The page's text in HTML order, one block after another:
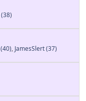
(38)
(40), JamesSlert(37)